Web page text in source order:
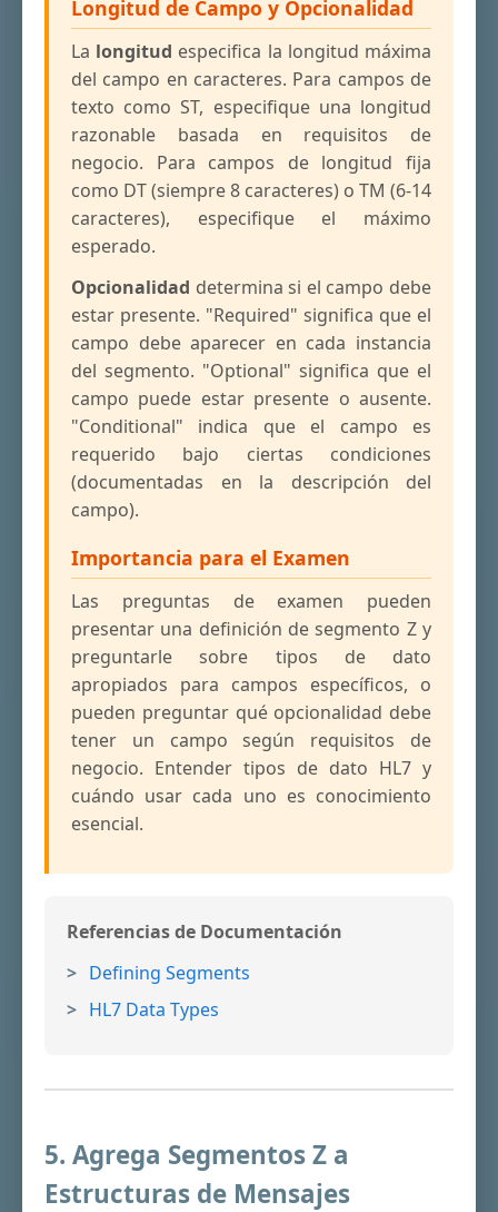
Longitud de Campo y Opcionalidad
La longitud especifica la longitud máxima
del campo en caracteres. Para campos de
texto como ST, especifique una longitud
razonable basada en requisitos de
negocio. Para campos de longitud fija
como DT (siempre 8 caracteres) o TM (6-14
caracteres), especifique el máximo
esperado.
Opcionalidad determina si el campo debe
estar presente. "Required" significa que el
campo debe aparecer en cada instancia
del segmento. "Optional" significa que el
campo puede estar presente o ausente.
"Conditional" indica que el campo es
requerido bajo ciertas condiciones
(documentadas en la descripción del
campo).
Importancia para el Examen
Las preguntas de examen pueden
presentar una definición de segmento Z y
preguntarle sobre tipos de dato
apropiados para campos específicos, o
pueden preguntar qué opcionalidad debe
tener un campo según requisitos de
negocio. Entender tipos de dato HL7 y
cuándo usar cada uno es conocimiento
esencial.
Referencias de Documentación
Defining Segments
HL7 Data Types
5. Agrega Segmentos Z a
Estructuras de Mensajes